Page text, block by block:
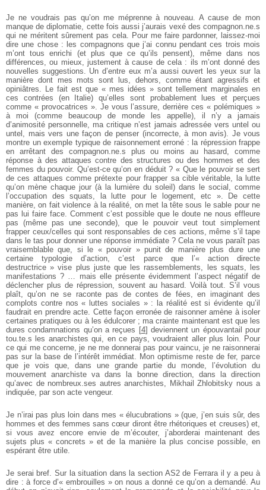
Je ne voudrais pas qu’on me méprenne à nouveau. A cause de mon
manque de diplomatie, cette fois aussi j’aurais vexé des compagnon.ne.s
qui ne méritent sûrement pas cela. Pour me faire pardonner, laissez-moi
dire une chose : les compagnons que j’ai connu pendant ces trois mois
m’ont tous enrichi (et plus que ce qu’ils pensent), même dans nos
différences, ou mieux, justement à cause de cela : ils m’ont donné des
nouvelles suggestions. Un d’entre eux m’a aussi ouvert les yeux sur la
manière dont mes mots sont lus, dehors, comme étant agressifs et
opiniâtres. Le fait est que « mes idées » sont tellement marginales en
ces contrées (en Italie) qu’elles sont probablement lues et perçues
comme « provocatrices ». Je vous l’assure, derrière ces « polémiques »
à moi (comme beaucoup de monde les appelle), il n’y a jamais
d’animosité personnelle, ma critique n’est jamais adressée vers untel ou
untel, mais vers une façon de penser (incorrecte, à mon avis). Je vous
montre un exemple typique de raisonnement erroné : la répression frappe
en arrêtant des compagnon.ne.s plus ou moins au hasard, comme
réponse à des attaques contre des structures ou des hommes et des
femmes du pouvoir. Qu’est-ce qu’on en déduit ? « Que le pouvoir se sert
de ces attaques comme prétexte pour frapper sa cible véritable, la lutte
qu’on mène chaque jour (à la lumière du soleil) dans le social, comme
l’occupation des squats, la lutte pour le logement, etc ». De cette
manière, on fait violence à la réalité, on met la tête sous le sable pour ne
pas lui faire face. Comment c’est possible que le doute ne nous effleure
pas (même pas une seconde), que le pouvoir veut tout simplement
frapper ceux/celles qui sont responsables de ces actions, même s’il tape
dans le tas pour donner une réponse immédiate ? Cela ne vous paraît pas
vraisemblable que, si le « pouvoir » punit de manière plus dure une
certaine typologie d’action, c’est parce que l’« action directe
destructrice » vise plus juste que les rassemblements, les squats, les
manifestations ? … mais elle présente évidemment l’aspect négatif de
déclencher plus de répression, souvent au hasard. Voilà tout. S’il vous
plaît, qu’on ne se raconte pas de contes de fées, en imaginant des
complots contre nos « luttes sociales » : la réalité est si évidente qu’il
faudrait en prendre acte. Cette façon erronée de raisonner amène à isoler
certaines pratiques ou à les édulcorer ; ma crainte maintenant est que les
dures condamnations qu’on a reçues [4] deviennent un épouvantail pour
tou.te.s les anarchistes qui, en ce pays, voudraient aller plus loin. Pour
ce qui me concerne, je ne me donnerai pas pour vaincu, je ne raisonnerai
pas sur la base de l’intérêt immédiat. Mon optimisme reste de fer, parce
que je vois que, dans une grande partie du monde, l’évolution du
mouvement anarchiste va dans la bonne direction, dans la direction
qu’avec de nombreux.ses autres anarchistes, Mikhail Zhlobitsky nous a
indiquée, par son acte vengeur.
Je n’irai pas plus loin dans mes « élucubrations » (que, j’en suis sûr, des
hommes et des femmes sans cœur diront être rhétoriques et creuses) et,
si vous avez encore envie de m’écouter, j’aborderai maintenant des
sujets plus « concrets » et de la manière la plus concise possible, en
espérant être utile.
Je serai bref. Sur la situation dans la section AS2 de Ferrara il y a peu à
dire : à force d’« embrouilles » on nous a donné ce qu’on a demandé. Au